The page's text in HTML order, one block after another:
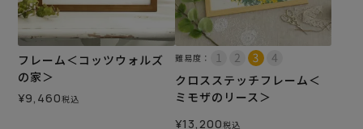
フレーム＜コッツウォルズ
の家＞
¥9,460税込
難易度：
クロスステッチフレーム＜
ミモザのリース＞
¥13,200税込